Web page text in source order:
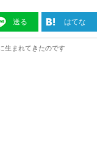
送る はてな
生まれてきたのです